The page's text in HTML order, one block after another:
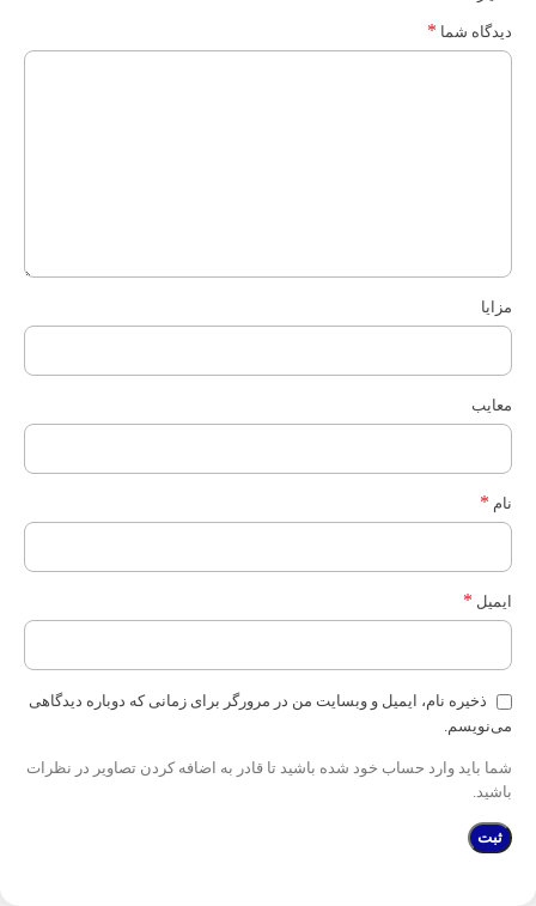
دیدگاه شما *
مزایا
معایب
نام *
ایمیل *
ذخیره نام، ایمیل و وبسایت من در مرورگر برای زمانی که دوباره دیدگاهی
می‌نویسم.
شما باید وارد حساب خود شده باشید تا قادر به اضافه کردن تصاویر در نظرات
باشید.